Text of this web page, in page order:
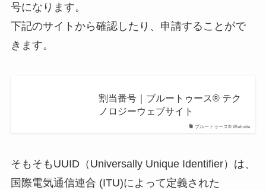
号になります。
下記のサイトから確認したり、申請することがで
きます。
ブルートゥース® Website
割当番号｜ブルートゥース® テク
ノロジーウェブサイト
そもそもUUID（Universally Unique Identifier）は、
国際電気通信連合 (ITU)によって定義された